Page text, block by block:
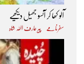
آلو کھا کر آنسو جھیل دیکھیے
سفرنامے پیر عارف اﷲ شاہ